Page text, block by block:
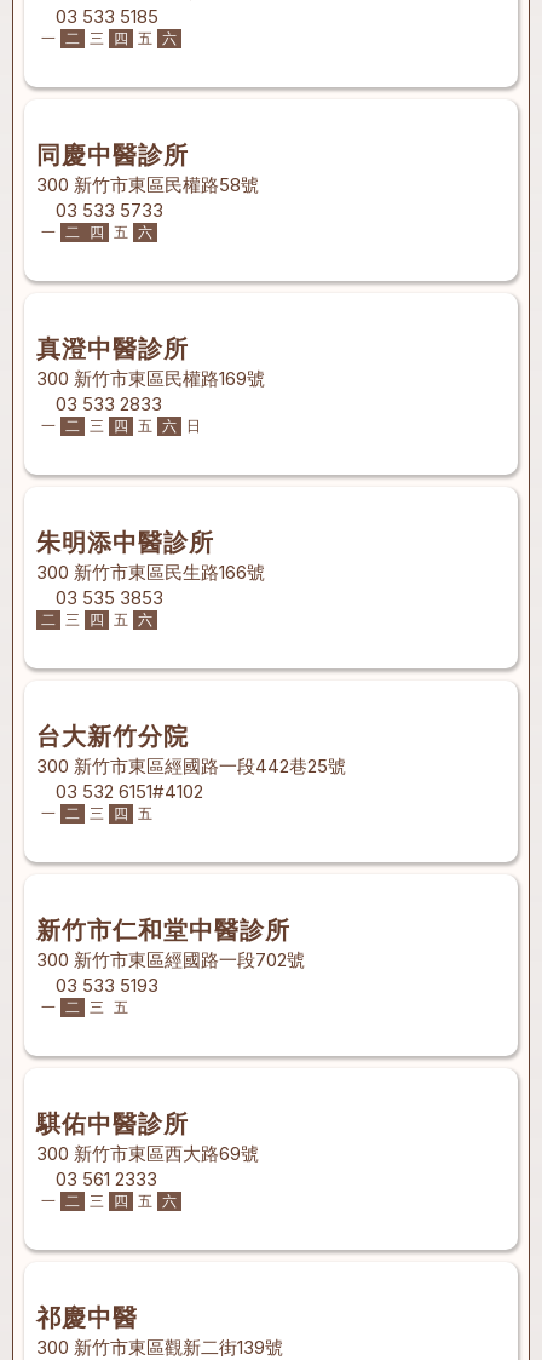
03 533 5185
一 二 三 四 五 六
同慶中醫診所
300 新竹市東區民權路58號
03 533 5733
一 二 四 五 六
真澄中醫診所
300 新竹市東區民權路169號
03 533 2833
一 二 三 四 五 六 日
朱明添中醫診所
300 新竹市東區民生路166號
03 535 3853
二 三 四 五 六
台大新竹分院
300 新竹市東區經國路一段442巷25號
03 532 6151#4102
一 二 三 四 五
新竹市仁和堂中醫診所
300 新竹市東區經國路一段702號
03 533 5193
一 二 三 五
騏佑中醫診所
300 新竹市東區西大路69號
03 561 2333
一 二 三 四 五 六
祁慶中醫
300 新竹市東區觀新二街139號